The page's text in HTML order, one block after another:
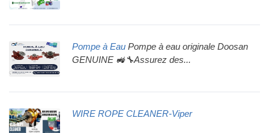
Pompe à Eau Pompe à eau originale Doosan
GENUINE 🚜🔧Assurez des...
WIRE ROPE CLEANER-Viper